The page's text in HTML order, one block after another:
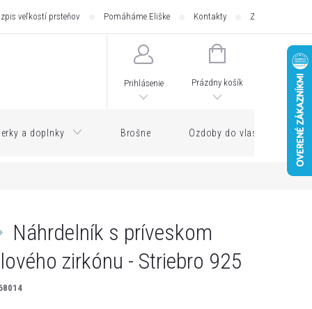
veľkostí prsteňov Pomáháme Eliške Kontakty Zásilkovna -
Prihlásenie
NÁKUPNÝ
Prázdny košík
a doplnky Brošne Ozdoby do vlasov
Náhrdelník s príveskom
zirkónu - Striebro 925